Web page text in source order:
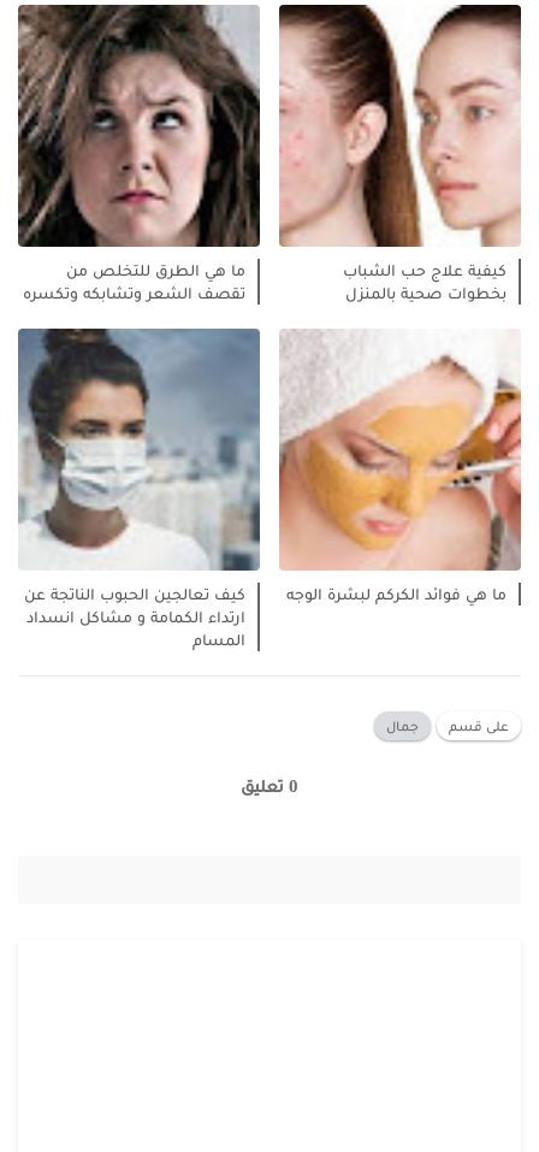
كيفية علاج حب الشباب
بخطوات صحية بالمنزل
ما هي الطرق للتخلص من
تقصف الشعر وتشابكه وتكسره
ما هي فوائد الكركم لبشرة الوجه
كيف تعالجين الحبوب الناتجة عن
ارتداء الكمامة و مشاكل انسداد
المسام
على قسم جمال
0 تعليق